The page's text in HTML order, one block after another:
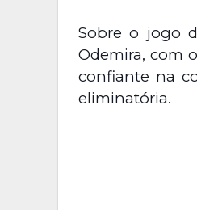
Sobre o jogo
Odemira, com
confiante na
eliminatória.